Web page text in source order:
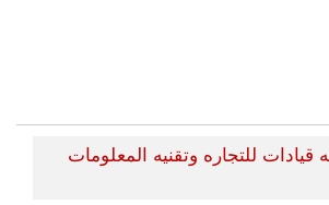
للتجاره وتقنيه المعلومات